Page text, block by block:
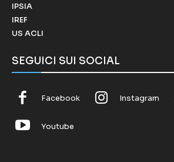
IPSIA
IREF
US ACLI
SEGUICI SUI SOCIAL
Facebook Instagram
Youtube